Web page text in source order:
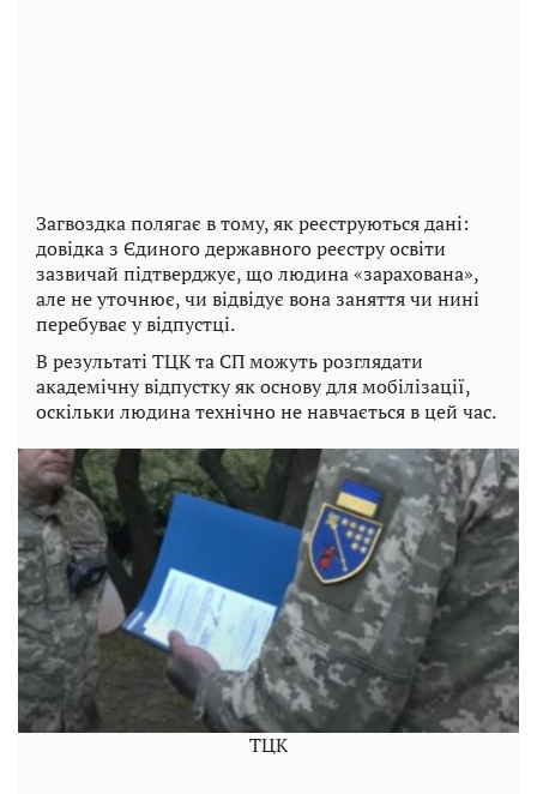
Загвоздка полягає в тому, як реєструються дані:
довідка з Єдиного державного реєстру освіти
зазвичай підтверджує, що людина «зарахована»,
але не уточнює, чи відвідує вона заняття чи нині
перебуває у відпустці.
В результаті ТЦК та СП можуть розглядати
академічну відпустку як основу для мобілізації,
оскільки людина технічно не навчається в цей час.
TЦК